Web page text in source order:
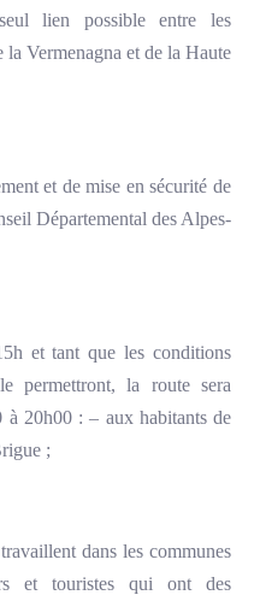
lien possible entre les
Vermenagna et de la Haute
et de mise en sécurité de
Départemental des Alpes-
et tant que les conditions
permettront, la route sera
à 20h00 : – aux habitants de
;
dans les communes
et touristes qui ont des